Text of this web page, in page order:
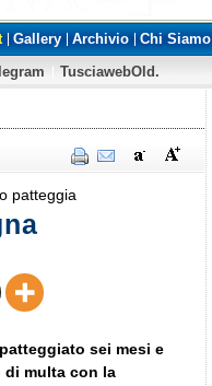
Gallery Archivio
Chi Siamo
TusciawebOld.
patteggia
sei mesi e
di multa con la